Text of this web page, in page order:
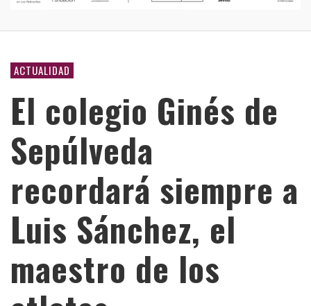
ACTUALIDAD
El colegio Ginés de
Sepúlveda
recordará siempre a
Luis Sánchez, el
maestro de los